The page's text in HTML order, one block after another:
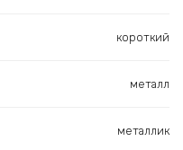
короткий
металл
металлик